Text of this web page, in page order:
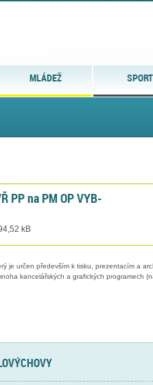
MLÁDEŽ SPORT
PP na PM OP VYB-
kB
je určen především k tisku, prezentacím a
kancelářských a grafických programech